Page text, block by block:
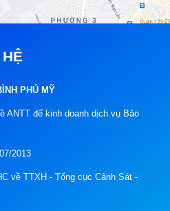
PHÚ MỸ
ANTT để kinh doanh dịch vụ Bảo
2013
về TTXH - Tổng cục Cảnh Sát -